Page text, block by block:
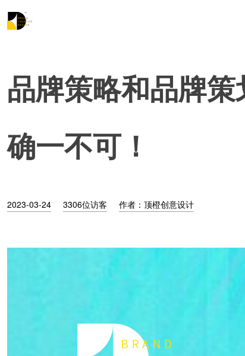
品牌策略和品牌
确一不可！
2023-03-24 3306位访客 作者：顶橙创意设计